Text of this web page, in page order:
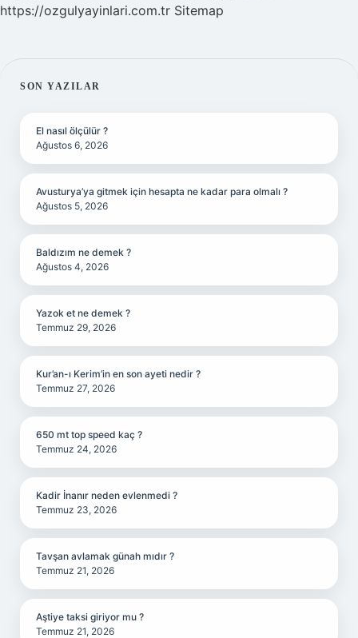
https://ozgulyayinlari.com.tr Sitemap
SIDEBAR
SON YAZILAR
El nasıl ölçülür ?
Ağustos 6, 2026
Avusturya’ya gitmek için hesapta ne kadar para olmalı ?
Ağustos 5, 2026
Baldızım ne demek ?
Ağustos 4, 2026
Yazok et ne demek ?
Temmuz 29, 2026
Kur’an-ı Kerim’in en son ayeti nedir ?
Temmuz 27, 2026
650 mt top speed kaç ?
Temmuz 24, 2026
Kadir İnanır neden evlenmedi ?
Temmuz 23, 2026
Tavşan avlamak günah mıdır ?
Temmuz 21, 2026
Aştiye taksi giriyor mu ?
Temmuz 21, 2026